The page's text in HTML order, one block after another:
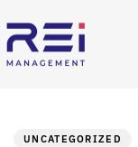
UNCATEGORIZED